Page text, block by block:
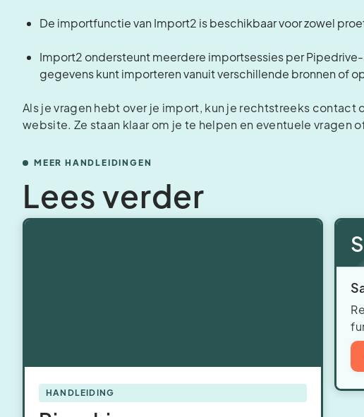
De importfunctie van Import2 is beschikbaar voor zowel
Import2 ondersteunt meerdere importsessies per
gegevens kunt importeren vanuit verschillende bronnen of
Als je vragen hebt over je import, kun je rechtstreeks contact
website. Ze staan klaar om je te helpen en eventuele vragen
MEER HANDLEIDINGEN
Lees verder
HANDLEIDING